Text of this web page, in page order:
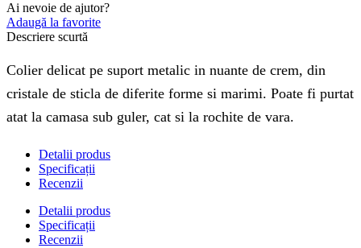
Ai nevoie de ajutor?
Adaugă la favorite
Descriere scurtă
Colier delicat pe suport metalic in nuante de crem, din
cristale de sticla de diferite forme si marimi. Poate fi purtat
atat la camasa sub guler, cat si la rochite de vara.
Detalii produs
Specificații
Recenzii
Detalii produs
Specificații
Recenzii